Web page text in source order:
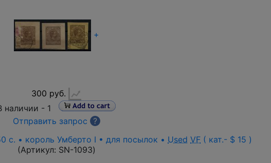
+
300 руб.
наличии - 1
Отправить запрос
?
c. • король Умберто I • для посылок • Used VF ( кат.- $ 15 )
(Артикул: SN-1093)